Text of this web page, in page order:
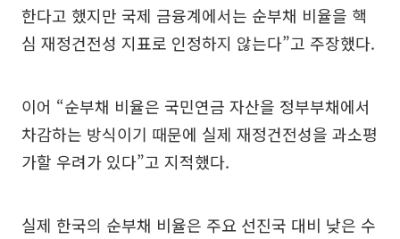
한다고 했지만 국제 금융계에서는 순부채 비율을 핵
심 재정건전성 지표로 인정하지 않는다”고 주장했다.
이어 “순부채 비율은 국민연금 자산을 정부부채에서
차감하는 방식이기 때문에 실제 재정건전성을 과소평
가할 우려가 있다”고 지적했다.
실제 한국의 순부채 비율은 주요 선진국 대비 낮은 수